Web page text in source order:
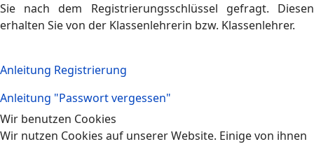
Sie nach dem Registrierungsschlüssel gefragt. Diesen
erhalten Sie von der Klassenlehrerin bzw. Klassenlehrer.
Anleitung Registrierung
Anleitung "Passwort vergessen"
Wir benutzen Cookies
Wir nutzen Cookies auf unserer Website. Einige von ihnen